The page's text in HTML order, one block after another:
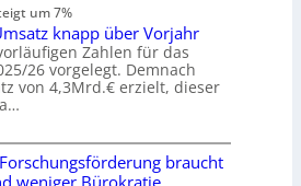
um 7%
knapp über Vorjahr
Zahlen für das
26 vorgelegt. Demnach
von 4,3Mrd.€ erzielt, dieser
braucht